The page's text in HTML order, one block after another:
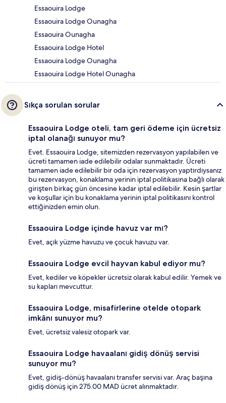
Essaouira Lodge
Essaouira Lodge Ounagha
Essaouira Ounagha
Essaouira Lodge Hotel
Essaouira Lodge Ounagha
Essaouira Lodge Hotel Ounagha
Sıkça sorulan sorular
Essaouira Lodge oteli, tam geri ödeme için ücretsiz
iptal olanağı sunuyor mu?
Evet. Essaouira Lodge, sitemizden rezervasyon yapılabilen ve
ücreti tamamen iade edilebilir odalar sunmaktadır. Ücreti
tamamen iade edilebilir bir oda için rezervasyon yaptırdıysanız
bu rezervasyon, konaklama yerinin iptal politikasına bağlı olarak
girişten birkaç gün öncesine kadar iptal edilebilir. Kesin şartlar
ve koşullar için bu konaklama yerinin iptal politikasını kontrol
ettiğinizden emin olun.
Essaouira Lodge içinde havuz var mı?
Evet, açık yüzme havuzu ve çocuk havuzu var.
Essaouira Lodge evcil hayvan kabul ediyor mu?
Evet, kediler ve köpekler ücretsiz olarak kabul edilir. Yemek ve
su kapları mevcuttur.
Essaouira Lodge, misafirlerine otelde otopark
imkânı sunuyor mu?
Evet, ücretsiz valesiz otopark var.
Essaouira Lodge havaalanı gidiş dönüş servisi
sunuyor mu?
Evet, gidiş-dönüş havaalanı transfer servisi var. Araç başına
gidiş dönüş için 275.00 MAD ücret alınmaktadır.